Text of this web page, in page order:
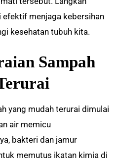
efektif menjaga kebersihan
kesehatan tubuh kita.
Sampah
yang mudah terurai dimulai
air memicu
bakteri dan jamur
memutus ikatan kimia di